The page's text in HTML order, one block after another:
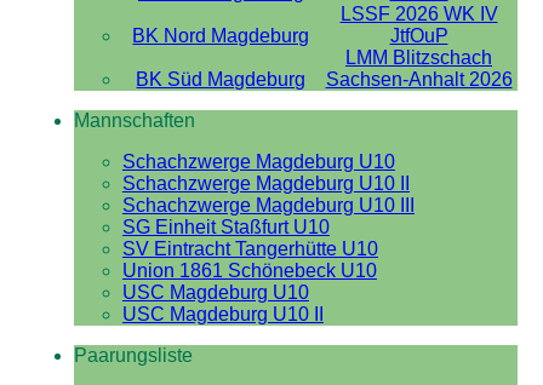
BK Nord Magdeburg
LSSF 2026 WK IV
JtfOuP
BK Süd Magdeburg
LMM Blitzschach
Sachsen-Anhalt 2026
Mannschaften
Schachzwerge Magdeburg U10
Schachzwerge Magdeburg U10 II
Schachzwerge Magdeburg U10 III
SG Einheit Staßfurt U10
SV Eintracht Tangerhütte U10
Union 1861 Schönebeck U10
USC Magdeburg U10
USC Magdeburg U10 II
Paarungsliste